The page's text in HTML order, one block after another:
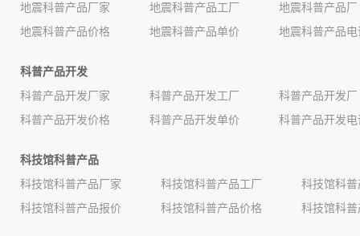
地震科普产品厂家
地震科普产品工厂
地震科普产品厂
地震科普产品价格
地震科普产品单价 地震科普产品电
科普产品开发
科普产品开发厂家
科普产品开发工厂
科普产品开发厂
科普产品开发价格
科普产品开发单价 科普产品开发电
科技馆科普产品
科技馆科普产品厂家
科技馆科普产品工厂
科技馆科
科技馆科普产品报价
科技馆科普产品价格 科技馆科